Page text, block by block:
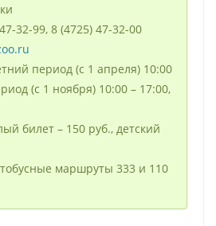
32-99, 8 (4725) 47-32-00
период (с 1 апреля) 10:00
(с 1 ноября) 10:00 – 17:00,
билет – 150 руб., детский
маршруты 333 и 110